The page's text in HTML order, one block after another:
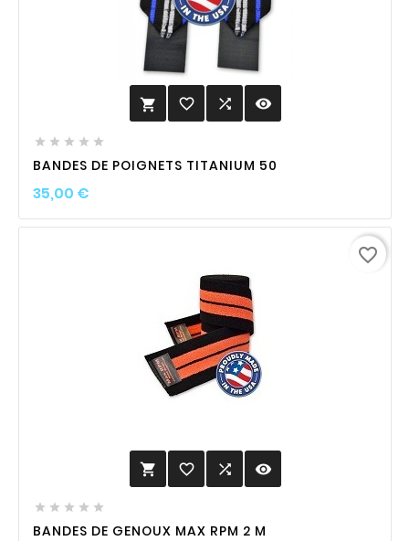
 favorite_border  visibility
    
BANDES DE POIGNETS TITANIUM 50
35,00 €Prix
 favorite_border  visibility
    
BANDES DE GENOUX MAX RPM 2 M
favorite_border